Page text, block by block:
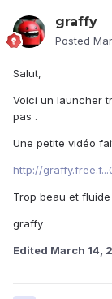
graffy
Posted
Salut,
Voici un launcher
pas .
Une petite vidéo
http://
Trop beau et fluide
graffy
Edited March 14,